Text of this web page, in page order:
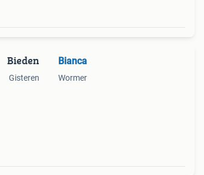
Bieden
Gisteren
Bianca
Wormer